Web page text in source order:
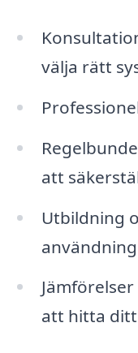
välja rätt
att
Utbildning
att hitta